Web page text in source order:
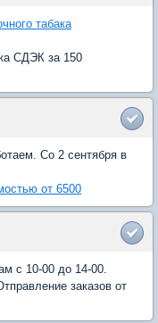
табака
СДЭК за 150
Со 2 сентября в
от 6500
с 10-00 до 14-00.
заказов от